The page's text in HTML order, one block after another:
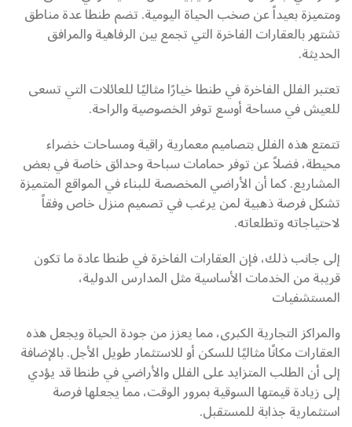
ومتميزة بعيداً عن صخب الحياة اليومية. تضم طنطا عدة مناطق
تشتهر بالعقارات الفاخرة التي تجمع بين الرفاهية والمرافق
الحديثة.
تعتبر الفلل الفاخرة في طنطا خيارًا مثاليًا للعائلات التي تسعى
للعيش في مساحة أوسع توفر الخصوصية والراحة.
تتمتع هذه الفلل بتصاميم معمارية راقية ومساحات خضراء
محيطة، فضلاً عن توفر حمامات سباحة وحدائق خاصة في بعض
المشاريع. كما أن الأراضي المخصصة للبناء في المواقع المتميزة
تشكل فرصة ذهبية لمن يرغب في تصميم منزل خاص وفقاً
لاحتياجاته وتطلعاته.
إلى جانب ذلك، فإن العقارات الفاخرة في طنطا عادة ما تكون
قريبة من الخدمات الأساسية مثل المدارس الدولية،
المستشفيات
والمراكز التجارية الكبرى، مما يعزز من جودة الحياة ويجعل هذه
العقارات مكانًا مثاليًا للسكن أو للاستثمار طويل الأجل. بالإضافة
إلى أن الطلب المتزايد على الفلل والأراضي في طنطا قد يؤدي
إلى زيادة قيمتها السوقية بمرور الوقت، مما يجعلها فرصة
استثمارية جذابة للمستقبل.